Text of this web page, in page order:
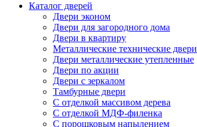
Каталог дверей
Двери эконом
Двери для загородного дома
Двери в квартиру
Металлические технические двери
Двери металлические утепленные
Двери по акции
Двери с зеркалом
Тамбурные двери
С отделкой массивом дерева
С отделкой МДФ-филенка
С порошковым напылением